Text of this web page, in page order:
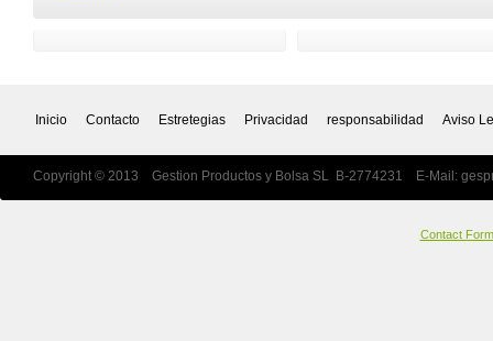
Inicio Contacto Estretegias Privacidad responsabilidad Aviso
Copyright © 2013 Gestion Productos y Bolsa SL B-2774231 E-Mail:
Contact Form